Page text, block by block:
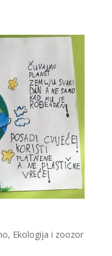
, Ekologija i zoozor